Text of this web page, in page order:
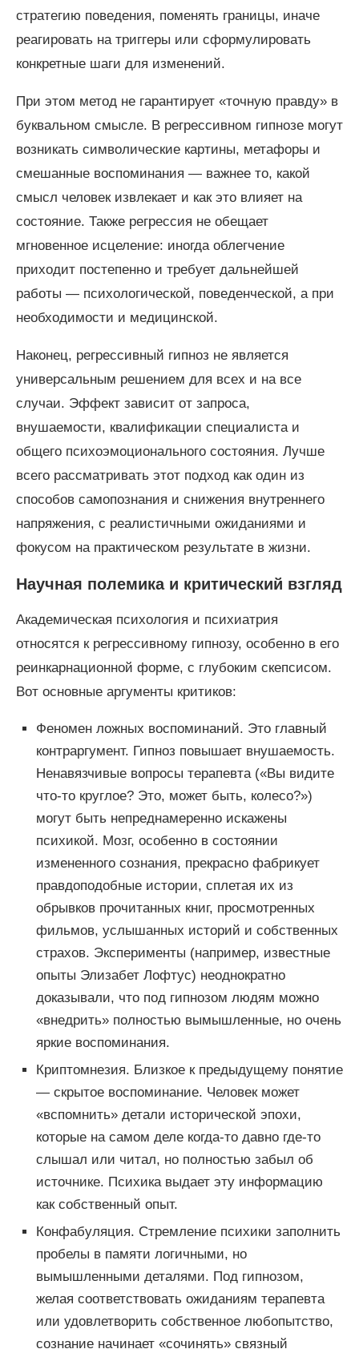
стратегию поведения, поменять границы, иначе
реагировать на триггеры или сформулировать
конкретные шаги для изменений.
При этом метод не гарантирует «точную правду» в
буквальном смысле. В регрессивном гипнозе могут
возникать символические картины, метафоры и
смешанные воспоминания — важнее то, какой
смысл человек извлекает и как это влияет на
состояние. Также регрессия не обещает
мгновенное исцеление: иногда облегчение
приходит постепенно и требует дальнейшей
работы — психологической, поведенческой, а при
необходимости и медицинской.
Наконец, регрессивный гипноз не является
универсальным решением для всех и на все
случаи. Эффект зависит от запроса,
внушаемости, квалификации специалиста и
общего психоэмоционального состояния. Лучше
всего рассматривать этот подход как один из
способов самопознания и снижения внутреннего
напряжения, с реалистичными ожиданиями и
фокусом на практическом результате в жизни.
Научная полемика и критический взгляд
Академическая психология и психиатрия
относятся к регрессивному гипнозу, особенно в его
реинкарнационной форме, с глубоким скепсисом.
Вот основные аргументы критиков:
Феномен ложных воспоминаний. Это главный
контраргумент. Гипноз повышает внушаемость.
Ненавязчивые вопросы терапевта («Вы видите
что-то круглое? Это, может быть, колесо?»)
могут быть непреднамеренно искажены
психикой. Мозг, особенно в состоянии
измененного сознания, прекрасно фабрикует
правдоподобные истории, сплетая их из
обрывков прочитанных книг, просмотренных
фильмов, услышанных историй и собственных
страхов. Эксперименты (например, известные
опыты Элизабет Лофтус) неоднократно
доказывали, что под гипнозом людям можно
«внедрить» полностью вымышленные, но очень
яркие воспоминания.
Криптомнезия. Близкое к предыдущему понятие
— скрытое воспоминание. Человек может
«вспомнить» детали исторической эпохи,
которые на самом деле когда-то давно где-то
слышал или читал, но полностью забыл об
источнике. Психика выдает эту информацию
как собственный опыт.
Конфабуляция. Стремление психики заполнить
пробелы в памяти логичными, но
вымышленными деталями. Под гипнозом,
желая соответствовать ожиданиям терапевта
или удовлетворить собственное любопытство,
сознание начинает «сочинять» связный